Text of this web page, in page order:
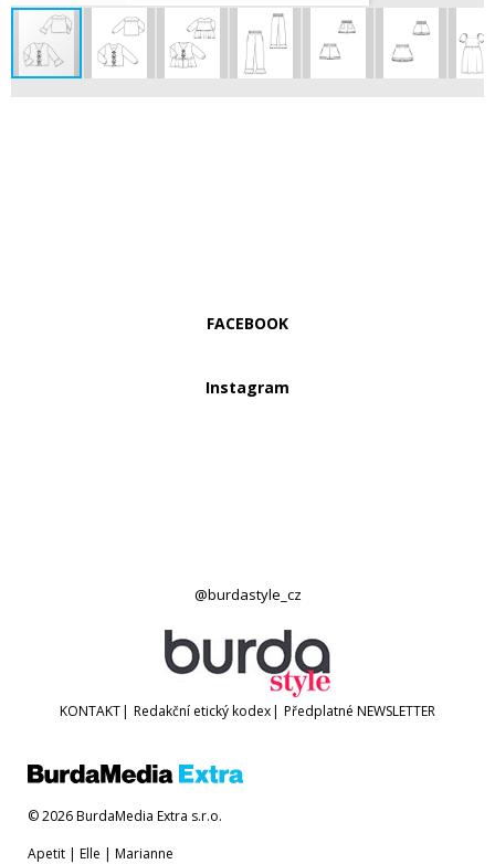
FACEBOOK
Instagram
@burdastyle_cz
KONTAKT| Redakční etický kodex| Předplatné NEWSLETTER
© 2026 BurdaMedia Extra s.r.o.
Apetit | Elle | Marianne